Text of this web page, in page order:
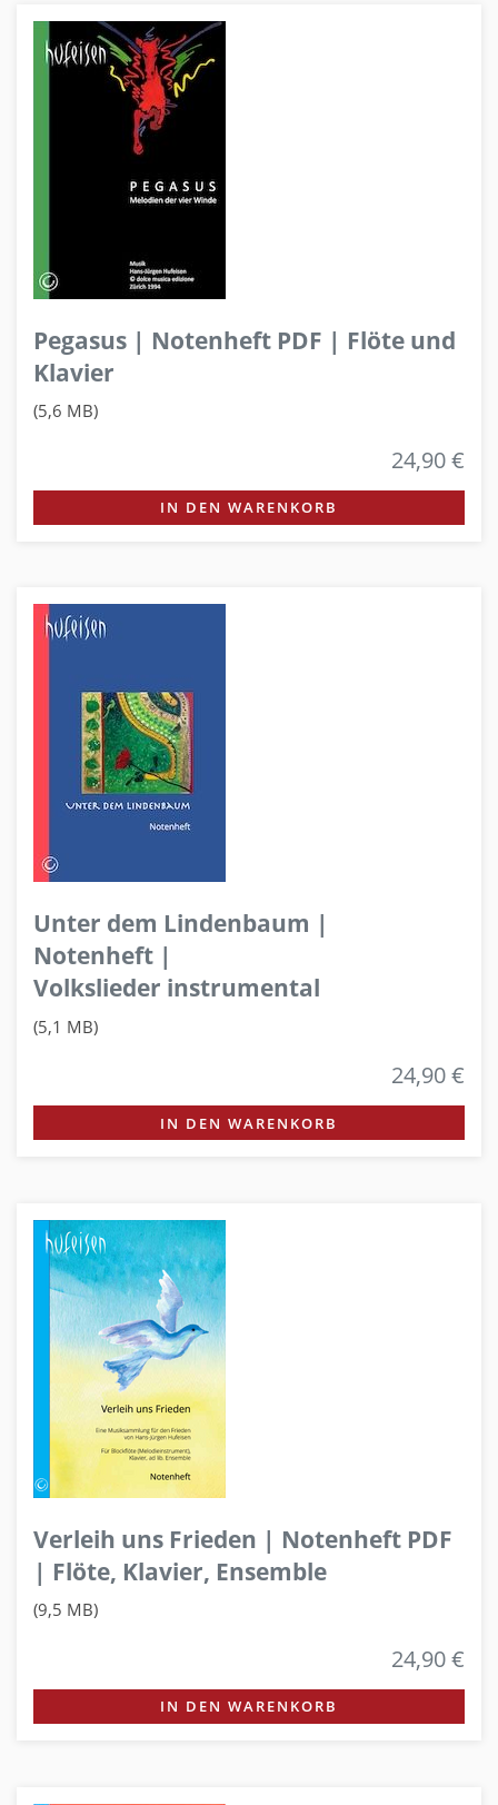
Pegasus | Notenheft PDF | Flöte und
Klavier
(5,6 MB)
24,90 €
IN DEN WARENKORB
Unter dem Lindenbaum |
Notenheft |
Volkslieder instrumental
(5,1 MB)
24,90 €
IN DEN WARENKORB
Verleih uns Frieden | Notenheft PDF
| Flöte, Klavier, Ensemble
(9,5 MB)
24,90 €
IN DEN WARENKORB